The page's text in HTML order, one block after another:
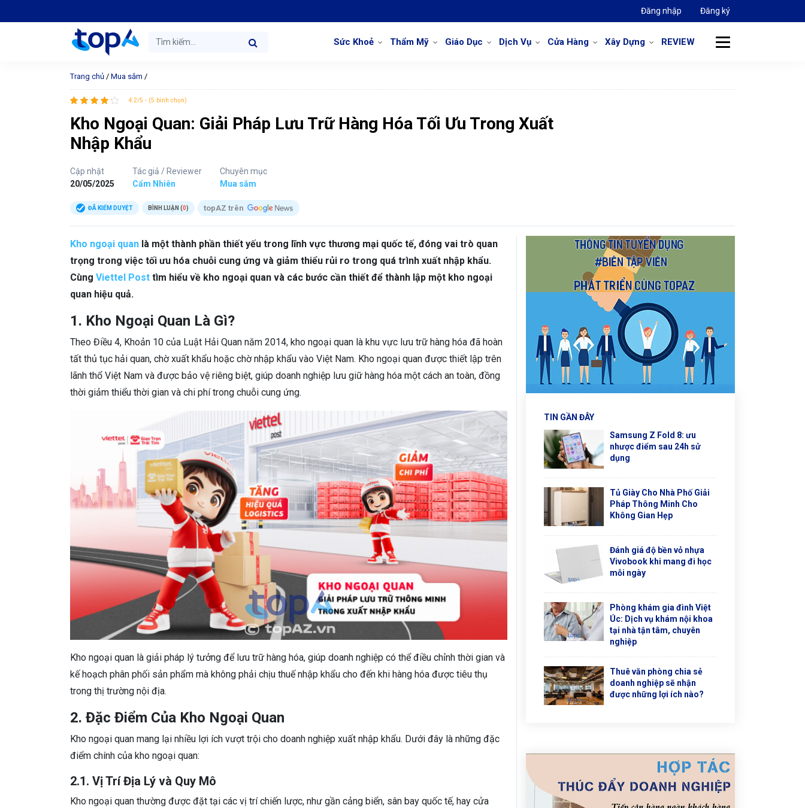
Đăng nhập Đăng ký
Sức Khoẻ Thẩm Mỹ Giáo Dục Dịch Vụ Cửa Hàng Xây Dựng REVIEW
Trang chủ / Mua sắm /
4.2/5 - (5 bình chọn)
Kho Ngoại Quan: Giải Pháp Lưu Trữ Hàng Hóa Tối Ưu Trong Xuất
Nhập Khẩu
Cập nhật
20/05/2025
Tác giả / Reviewer
Cẩm Nhiên
Chuyên mục
Mua sắm
ĐÃ KIỂM DUYỆT BÌNH LUẬN (0) topAZ trên
Kho ngoại quan là một thành phần thiết yếu trong lĩnh vực thương mại quốc tế, đóng vai trò quan
trọng trong việc tối ưu hóa chuỗi cung ứng và giảm thiểu rủi ro trong quá trình xuất nhập khẩu.
Cùng Viettel Post tìm hiểu về kho ngoại quan và các bước cần thiết để thành lập một kho ngoại
quan hiệu quả.
1. Kho Ngoại Quan Là Gì?
Theo Điều 4, Khoản 10 của Luật Hải Quan năm 2014, kho ngoại quan là khu vực lưu trữ hàng hóa đã hoàn
tất thủ tục hải quan, chờ xuất khẩu hoặc chờ nhập khẩu vào Việt Nam. Kho ngoại quan được thiết lập trên
lãnh thổ Việt Nam và được bảo vệ riêng biệt, giúp doanh nghiệp lưu giữ hàng hóa một cách an toàn, đồng
thời giảm thiểu thời gian và chi phí trong chuỗi cung ứng.
Kho ngoại quan là giải pháp lý tưởng để lưu trữ hàng hóa, giúp doanh nghiệp có thể điều chỉnh thời gian và
kế hoạch phân phối sản phẩm mà không phải chịu thuế nhập khẩu cho đến khi hàng hóa được tiêu thụ
trong thị trường nội địa.
2. Đặc Điểm Của Kho Ngoại Quan
Kho ngoại quan mang lại nhiều lợi ích vượt trội cho doanh nghiệp xuất nhập khẩu. Dưới đây là những đặc
điểm chính của kho ngoại quan:
2.1. Vị Trí Địa Lý và Quy Mô
Kho ngoại quan thường được đặt tại các vị trí chiến lược, như gần cảng biển, sân bay quốc tế, hay cửa
TIN GẦN ĐÂY
Samsung Z Fold 8: ưu
nhược điểm sau 24h sử
dụng
Tủ Giày Cho Nhà Phố Giải
Pháp Thông Minh Cho
Không Gian Hẹp
Đánh giá độ bền vỏ nhựa
Vivobook khi mang đi học
mỗi ngày
Phòng khám gia đình Việt
Úc: Dịch vụ khám nội khoa
tại nhà tận tâm, chuyên
nghiệp
Thuê văn phòng chia sẻ
doanh nghiệp sẽ nhận
được những lợi ích nào?